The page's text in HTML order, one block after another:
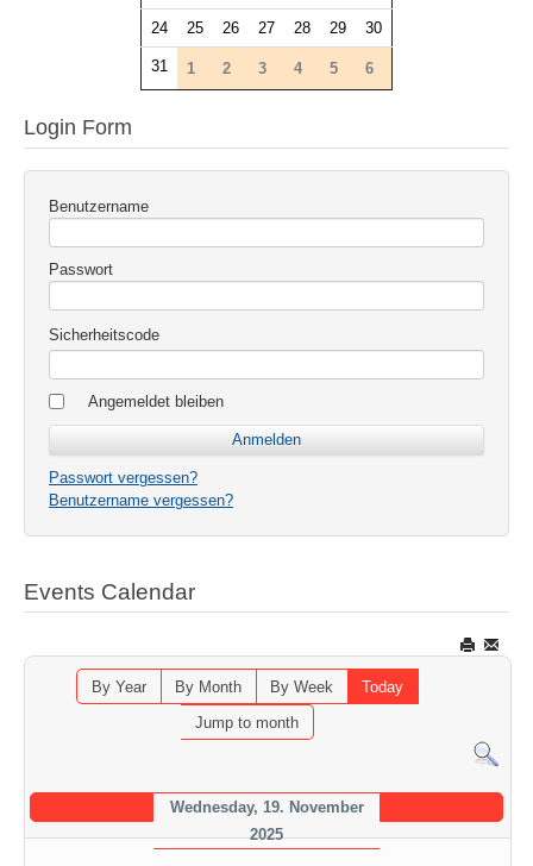
24 25 26 27 28 29 30
31 1 2 3 4 5 6
Login Form
Benutzername
Passwort
Sicherheitscode
Angemeldet bleiben
Passwort vergessen?
Benutzername vergessen?
Events Calendar
By Year By Month By Week
Today
Jump to month
Wednesday, 19. November
2025